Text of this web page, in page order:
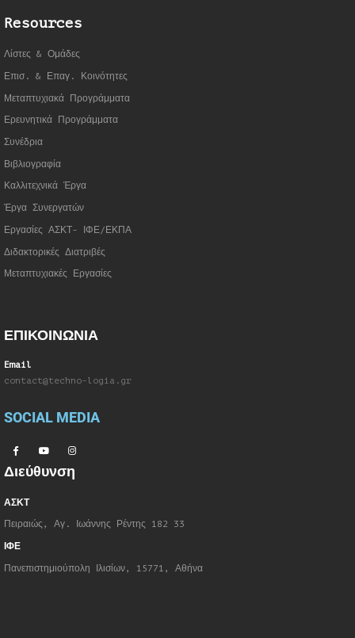
Resources
Λίστες & Ομάδες
Επισ. & Επαγ. Κοινότητες
Μεταπτυχιακά Προγράμματα
Ερευνητικά Προγράμματα
Συνέδρια
Βιβλιογραφία
Καλλιτεχνικά Έργα
Έργα Συνεργατών
Εργασίες ΑΣΚΤ- ΙΦΕ/ΕΚΠΑ
Διδακτορικές Διατριβές
Μεταπτυχιακές Εργασίες
ΕΠΙΚΟΙΝΩΝΙΑ
Email
contact@techno-logia.gr
SOCIAL MEDIA
Διεύθυνση
ΑΣΚΤ
Πειραιώς, Αγ. Ιωάννης Ρέντης 182 33
ΙΦΕ
Πανεπιστημιούπολη Ιλισίων, 15771, Αθήνα